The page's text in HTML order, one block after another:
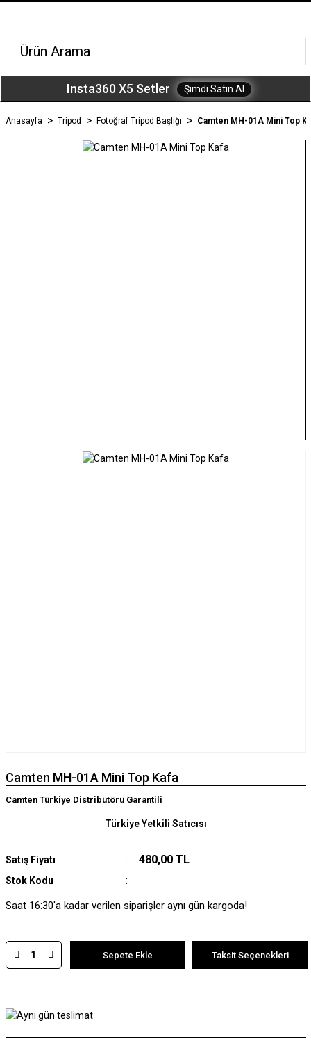
Insta360 X5 Setler Şimdi Satın Al
Anasayfa Tripod Fotoğraf Tripod Başlığı Camten MH-01A Mini Top
Camten MH-01A Mini Top Kafa
Camten Türkiye Distribütörü Garantili
Satış Fiyatı 480,00 TL
Stok Kodu
Türkiye Yetkili Satıcısı
Saat 16:30'a kadar verilen siparişler aynı gün kargoda!
Sepete Ekle Taksit Seçenekleri